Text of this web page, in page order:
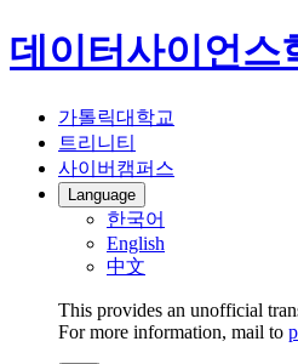
데이터사이언스
가톨릭대학교
트리니티
사이버캠퍼스
Language
한국어
English
中文
This provides an unofficial
For more information, mail to